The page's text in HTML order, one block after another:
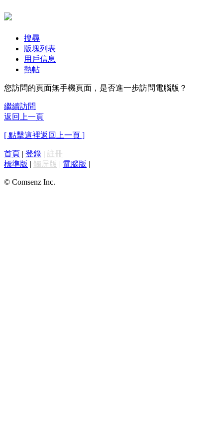
搜尋
版塊列表
用戶信息
熱帖
您訪問的頁面無手機頁面，是否進一步訪問電腦版？
繼續訪問
返回上一頁
[ 點擊這裡返回上一頁 ]
首頁 | 登錄 | 註冊
標準版 | 觸屏版 | 電腦版 |
© Comsenz Inc.